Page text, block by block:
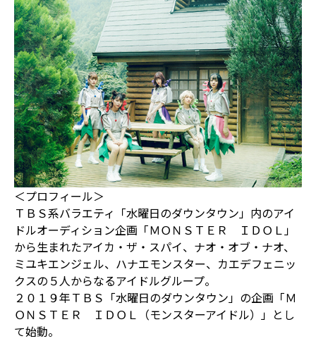
＜プロフィール＞
ＴＢＳ系バラエティ「水曜日のダウンタウン」内のアイ
ドルオーディション企画「ＭＯＮＳＴＥＲ ＩＤＯＬ」
から生まれたアイカ・ザ・スパイ、ナオ・オブ・ナオ、
ミユキエンジェル、ハナエモンスター、カエデフェニッ
クスの５人からなるアイドルグループ。
２０１９年ＴＢＳ「水曜日のダウンタウン」の企画「Ｍ
ＯＮＳＴＥＲ ＩＤＯＬ（モンスターアイドル）」とし
て始動。